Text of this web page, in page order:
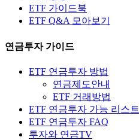
ETF 가이드북
ETF Q&A 모아보기
연금투자 가이드
ETF 연금투자 방법
연금제도안내
ETF 거래방법
ETF 연금투자 가능 리스트
ETF 연금투자 FAQ
투자와 연금TV